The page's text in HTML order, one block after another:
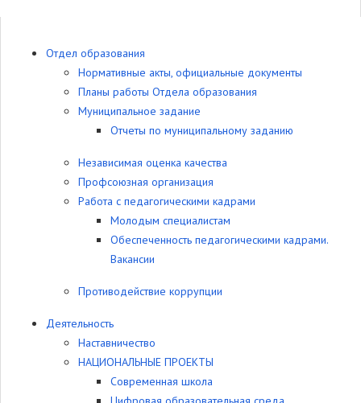
Отдел образования
Нормативные акты, официальные документы
Планы работы Отдела образования
Муниципальное задание
Отчеты по муниципальному заданию
Независимая оценка качества
Профсоюзная организация
Работа с педагогическими кадрами
Молодым специалистам
Обеспеченность педагогическими кадрами.
Вакансии
Противодействие коррупции
Деятельность
Наставничество
НАЦИОНАЛЬНЫЕ ПРОЕКТЫ
Современная школа